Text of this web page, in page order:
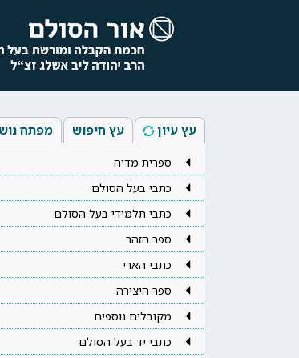
עץ עיון עץ חיפוש מפתח
ספרית מדיה
כתבי בעל הסולם
כתבי תלמידי בעל הסולם
ספר הזהר
כתבי הארי
ספר היצירה
מקובלים נוספים
כתבי יד בעל הסולם